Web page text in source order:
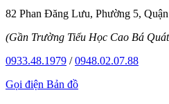
82 Phan Đăng Lưu, Phường 5,
(Gần Trường Tiểu Học Cao Bá
0933.48.1979 /0948.02.07.88
Gọi điện Bản đồ